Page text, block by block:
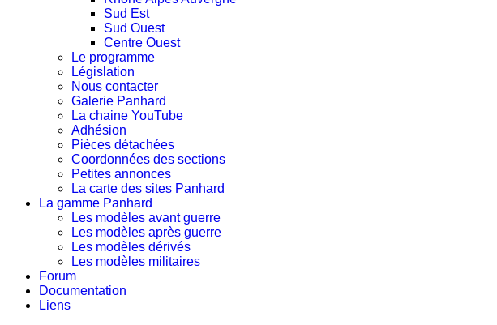
Sud Est
Sud Ouest
Centre Ouest
Le programme
Législation
Nous contacter
Galerie Panhard
La chaine YouTube
Adhésion
Pièces détachées
Coordonnées des sections
Petites annonces
La carte des sites Panhard
La gamme Panhard
Les modèles avant guerre
Les modèles après guerre
Les modèles dérivés
Les modèles militaires
Forum
Documentation
Liens